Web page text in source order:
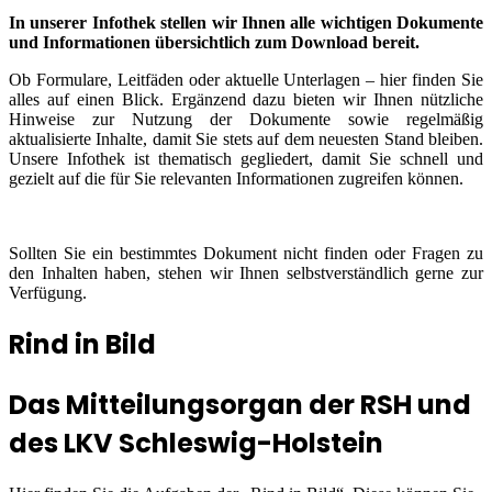
In unserer Infothek stellen wir Ihnen alle wichtigen Dokumente
und Informationen übersichtlich zum Download bereit.
Ob Formulare, Leitfäden oder aktuelle Unterlagen – hier finden Sie
alles auf einen Blick. Ergänzend dazu bieten wir Ihnen nützliche
Hinweise zur Nutzung der Dokumente sowie regelmäßig
aktualisierte Inhalte, damit Sie stets auf dem neuesten Stand bleiben.
Unsere Infothek ist thematisch gegliedert, damit Sie schnell und
gezielt auf die für Sie relevanten Informationen zugreifen können.
Sollten Sie ein bestimmtes Dokument nicht finden oder Fragen zu
den Inhalten haben, stehen wir Ihnen selbstverständlich gerne zur
Verfügung.
Rind in Bild
Das Mitteilungsorgan der RSH und
des LKV Schleswig-Holstein